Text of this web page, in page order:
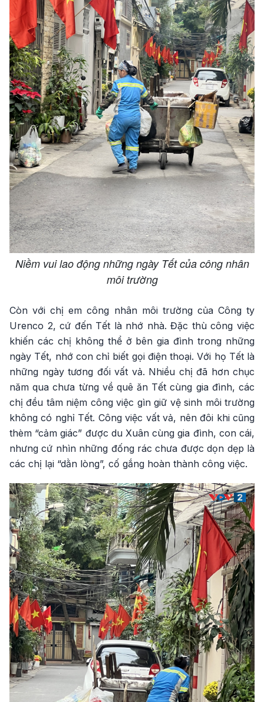
Niềm vui lao động những ngày Tết của công nhân
môi trường
Còn với chị em công nhân môi trường của Công ty
Urenco 2, cứ đến Tết là nhớ nhà. Đặc thù công việc
khiến các chị không thể ở bên gia đình trong những
ngày Tết, nhớ con chỉ biết gọi điện thoại. Với họ Tết là
những ngày tương đối vất vả. Nhiều chị đã hơn chục
năm qua chưa từng về quê ăn Tết cùng gia đình, các
chị đều tâm niệm công việc gìn giữ vệ sinh môi trường
không có nghỉ Tết. Công việc vất vả, nên đôi khi cũng
thèm “cảm giác” được du Xuân cùng gia đình, con cái,
nhưng cứ nhìn những đống rác chưa được dọn dẹp là
các chị lại “dằn lòng”, cố gắng hoàn thành công việc.